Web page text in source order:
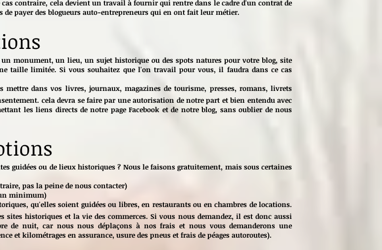
contraire, cela devient un travail à fournir qui rentre dans le cadre d'un contrat de
de payer des blogueurs auto-entrepreneurs qui en ont fait leur métier.
monument, un lieu, un sujet historique ou des spots natures pour votre blog, site
taille limitée. Si vous souhaitez que l'on travail pour vous, il faudra dans ce cas
dans vos livres, journaux, magazines de tourisme, presses, romans, livrets
cela devra se faire par une autorisation de notre part et bien entendu avec
les liens directs de notre page Facebook et de notre blog, sans oublier de nous
guidées ou de lieux historiques ? Nous le faisons gratuitement, mais sous certaines
pas la peine de nous contacter)
minimum)
qu'elles soient guidées ou libres, en restaurants ou en chambres de locations.
historiques et la vie des commerces. Si vous nous demandez, il est donc aussi
de nuit, car nous nous déplaçons à nos frais et nous vous demanderons une
et kilométrages en assurance, usure des pneus et frais de péages autoroutes).